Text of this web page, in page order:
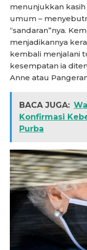
menunjukkan
umum –
“sandaran”nya.
menjadikannya
kembali menjalani
kesempatan ia
Anne atau
BACA JUGA:
Konfirmasi
Purba